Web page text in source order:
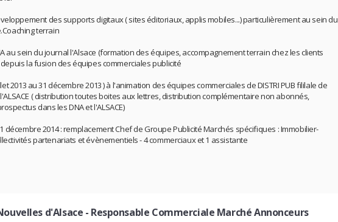
des supports digitaux ( sites éditoriaux, applis mobiles...) particulièrement au sein du
terrain
au sein du journal l'Alsace (formation des équipes, accompagnement terrain chez les clients
la fusion des équipes commerciales publicité
2013 au 31 décembre 2013 ) à l'animation des équipes commerciales de DISTRI PUB fililale de
( distribution toutes boites aux lettres, distribution complémentaire non abonnés,
dans les DNA et l'ALSACE)
décembre 2014 : remplacement Chef de Groupe Publicité Marchés spécifiques : Immobilier-
partenariats et évènementiels - 4 commerciaux et 1 assistante
d'Alsace - Responsable Commerciale Marché Annonceurs